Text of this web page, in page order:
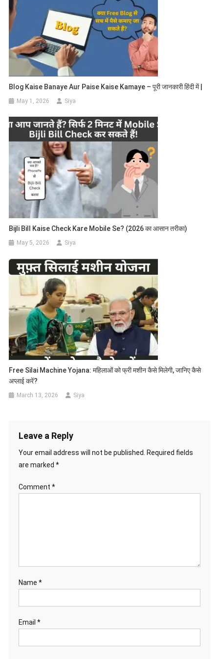
Blog Kaise Banaye Aur Paise Kaise Kamaye – पूरी जानकारी हिंदी में |
May 1, 2026 Siya
Bijli Bill Kaise Check Kare Mobile Se? (2026 का आसान तरीका)
May 5, 2026 Siya
Free Silai Machine Yojana: महिलाओं को फ्री मशीन कैसे मिलेगी, जानिए कैसे
अप्लाई करें?
March 13, 2026 Siya
Leave a Reply
Your email address will not be published.
Required fields
are marked *
Comment *
Name *
Email *